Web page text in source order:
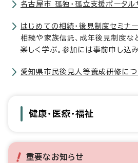
名古屋市 孤独・孤立支援ポータル
はじめての相続・後見制度セミナー
相続や家族信託、成年後見制度な
楽しく学ぶ。参加には事前申し込
愛知県市民後見人等養成研修につ
健康・医療・福祉
重要なお知らせ